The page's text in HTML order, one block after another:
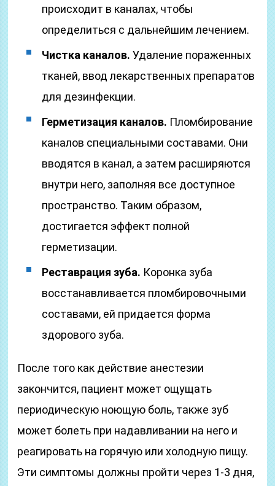
происходит в каналах, чтобы
определиться с дальнейшим лечением.
Чистка каналов. Удаление пораженных
тканей, ввод лекарственных препаратов
для дезинфекции.
Герметизация каналов. Пломбирование
каналов специальными составами. Они
вводятся в канал, а затем расширяются
внутри него, заполняя все доступное
пространство. Таким образом,
достигается эффект полной
герметизации.
Реставрация зуба. Коронка зуба
восстанавливается пломбировочными
составами, ей придается форма
здорового зуба.
После того как действие анестезии
закончится, пациент может ощущать
периодическую ноющую боль, также зуб
может болеть при надавливании на него и
реагировать на горячую или холодную пищу.
Эти симптомы должны пройти через 1-3 дня,